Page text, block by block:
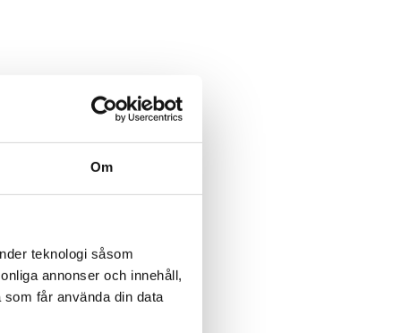
Om
teknologi såsom
annonser och innehåll,
får använda din data